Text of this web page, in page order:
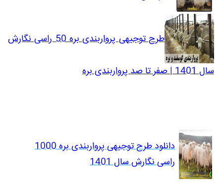
طرح توجیهی پرواربندی بره 50 راسی نگارش
سال 1401 | صفر تا صد پرواربندی بره
دانلود طرح توجیهی پرواربندی بره 1000
راسی نگارش سال 1401